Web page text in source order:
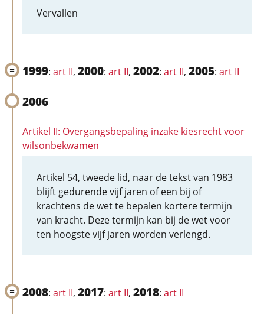
Vervallen
1999: art II, 2000: art II, 2002: art II, 2005: art II
2006
Artikel II: Overgangsbepaling inzake kiesrecht voor
wilsonbekwamen
Artikel 54, tweede lid, naar de tekst van 1983
blijft gedurende vijf jaren of een bij of
krachtens de wet te bepalen kortere termijn
van kracht. Deze termijn kan bij de wet voor
ten hoogste vijf jaren worden verlengd.
2008: art II, 2017: art II, 2018: art II